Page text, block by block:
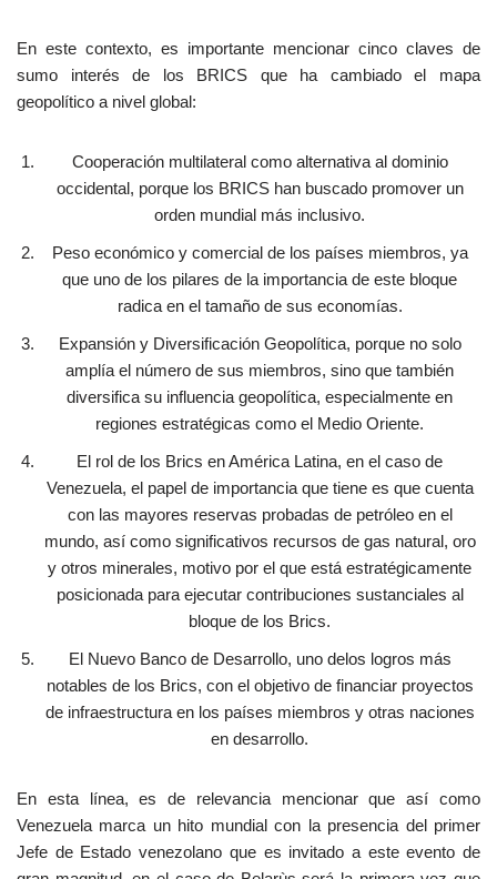
En este contexto, es importante mencionar cinco claves de
sumo interés de los BRICS que ha cambiado el mapa
geopolítico a nivel global:
Cooperación multilateral como alternativa al dominio
occidental, porque los BRICS han buscado promover un
orden mundial más inclusivo.
Peso económico y comercial de los países miembros, ya
que uno de los pilares de la importancia de este bloque
radica en el tamaño de sus economías.
Expansión y Diversificación Geopolítica, porque no solo
amplía el número de sus miembros, sino que también
diversifica su influencia geopolítica, especialmente en
regiones estratégicas como el Medio Oriente.
El rol de los Brics en América Latina, en el caso de
Venezuela, el papel de importancia que tiene es que cuenta
con las mayores reservas probadas de petróleo en el
mundo, así como significativos recursos de gas natural, oro
y otros minerales, motivo por el que está estratégicamente
posicionada para ejecutar contribuciones sustanciales al
bloque de los Brics.
El Nuevo Banco de Desarrollo, uno delos logros más
notables de los Brics, con el objetivo de financiar proyectos
de infraestructura en los países miembros y otras naciones
en desarrollo.
En esta línea, es de relevancia mencionar que así como
Venezuela marca un hito mundial con la presencia del primer
Jefe de Estado venezolano que es invitado a este evento de